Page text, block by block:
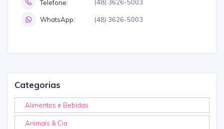
Telefone:
(48) 3626-5003
WhatsApp: (48) 3626-5003
Categorias
Alimentos e Bebidas
Animais & Cia